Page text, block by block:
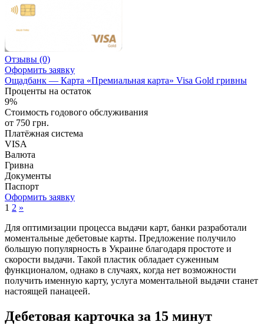
Отзывы (0)
Оформить заявку
Ощадбанк — Карта «Премиальная карта» Visa Gold гривны
Проценты на остаток
9%
Стоимость годового обслуживания
от 750 грн.
Платёжная система
VISA
Валюта
Гривна
Документы
Паспорт
Оформить заявку
1 2 »
Для оптимизации процесса выдачи карт, банки разработали
моментальные дебетовые карты. Предложение получило
большую популярность в Украине благодаря простоте и
скорости выдачи. Такой пластик обладает суженным
функционалом, однако в случаях, когда нет возможности
получить именную карту, услуга моментальной выдачи станет
настоящей панацеей.
Дебетовая карточка за 15 минут